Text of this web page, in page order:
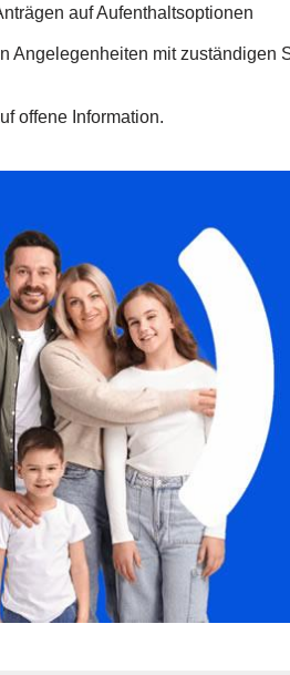
auf Aufenthaltsoptionen
Angelegenheiten mit zuständigen
offene Information.